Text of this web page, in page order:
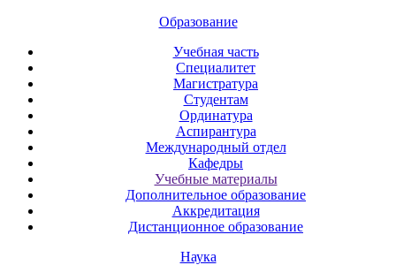
Образование
Учебная часть
Специалитет
Магистратура
Студентам
Ординатура
Аспирантура
Международный отдел
Кафедры
Учебные материалы
Дополнительное образование
Аккредитация
Дистанционное образование
Наука